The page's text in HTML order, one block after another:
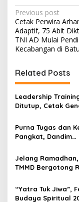
P
o
s
t
n
a
v
i
g
a
t
i
o
n
Previous post
Cetak Perwira
Adaptif, 75 Abit
TNI AD Mulai
Kecabangan di Batu
Related Posts
Leadership
Ditutup, Cetak
Siap Hadapi
Zaman
Purna Tugas dan
Pangkat, Dandim
Profesionalisme
Jelang
TMMD Bergotong
Bersih-bersih Masjid
“Yatra Tuk Jiwa”,
Budaya Spiritual